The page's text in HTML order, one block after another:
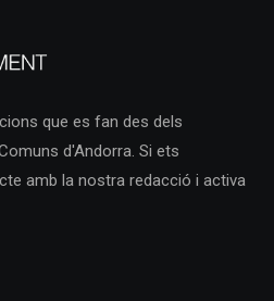
que es fan des dels
d'Andorra. Si ets
amb la nostra redacció i activa